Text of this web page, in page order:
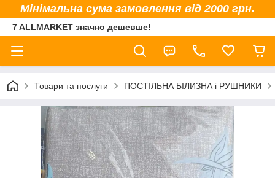
Мінімальна сума замовлення від 2000 грн.
7 ALLMARKET значно дешевше!
Товари та послуги ПОСТІЛЬНА БІЛИЗНА і РУШНИКИ